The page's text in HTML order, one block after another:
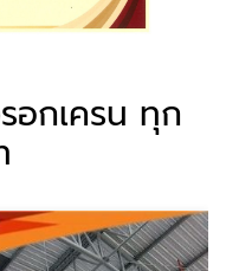
กเครน ทุก